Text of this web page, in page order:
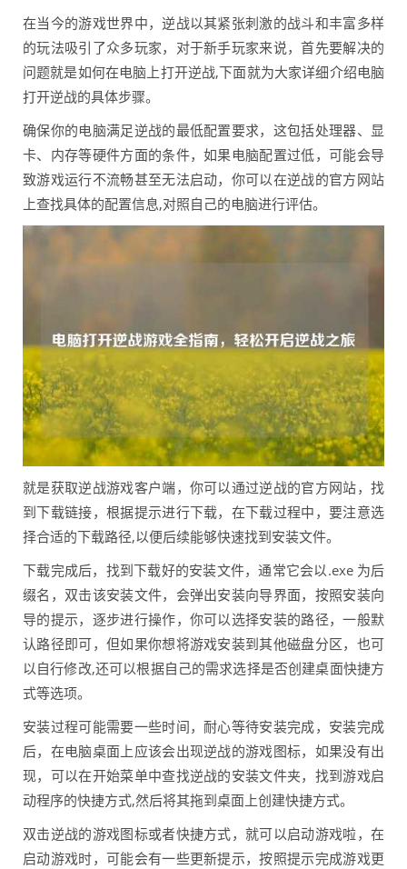
在当今的游戏世界中，逆战以其紧张刺激的战斗和丰富多样
的玩法吸引了众多玩家，对于新手玩家来说，首先要解决的
问题就是如何在电脑上打开逆战,下面就为大家详细介绍电脑
打开逆战的具体步骤。
确保你的电脑满足逆战的最低配置要求，这包括处理器、显
卡、内存等硬件方面的条件，如果电脑配置过低，可能会导
致游戏运行不流畅甚至无法启动，你可以在逆战的官方网站
上查找具体的配置信息,对照自己的电脑进行评估。
就是获取逆战游戏客户端，你可以通过逆战的官方网站，找
到下载链接，根据提示进行下载，在下载过程中，要注意选
择合适的下载路径,以便后续能够快速找到安装文件。
下载完成后，找到下载好的安装文件，通常它会以.exe 为后
缀名，双击该安装文件，会弹出安装向导界面，按照安装向
导的提示，逐步进行操作，你可以选择安装的路径，一般默
认路径即可，但如果你想将游戏安装到其他磁盘分区，也可
以自行修改,还可以根据自己的需求选择是否创建桌面快捷方
式等选项。
安装过程可能需要一些时间，耐心等待安装完成，安装完成
后，在电脑桌面上应该会出现逆战的游戏图标，如果没有出
现，可以在开始菜单中查找逆战的安装文件夹，找到游戏启
动程序的快捷方式,然后将其拖到桌面上创建快捷方式。
双击逆战的游戏图标或者快捷方式，就可以启动游戏啦，在
启动游戏时，可能会有一些更新提示，按照提示完成游戏更